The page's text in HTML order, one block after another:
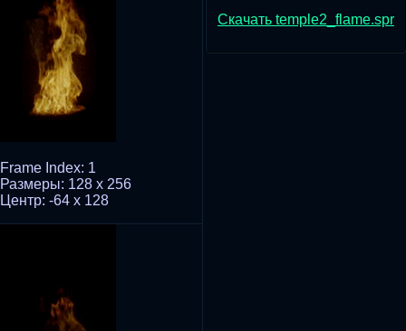
Скачать temple2_flame.spr
Frame Index: 1
Размеры: 128 x 256
Центр: -64 x 128